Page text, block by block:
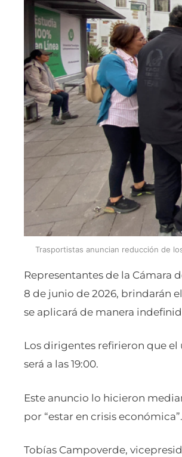
Trasportistas anuncian reducción de
Representantes de la Cámara
8 de junio de 2026, brindarán
se aplicará de manera
Los dirigentes refirieron que el
será a las 19:00.
Este anuncio lo hicieron
por “estar en crisis económica”.
Tobías Campoverde,